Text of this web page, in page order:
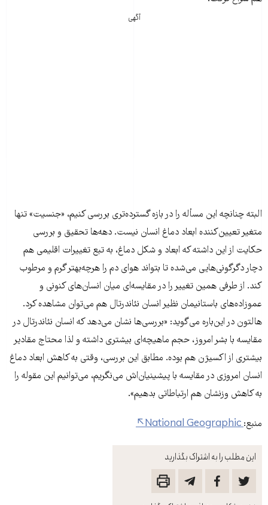
این مطلب را به اشتراک بگذارید
آگهی
البته چنانچه این مسأله را در بازه‌ گسترده‌تری بررسی کنیم، «جنسیت» تنها
متغیر تعیین‌کننده ابعاد دماغ انسان نیست. دهه‌ها تحقیق و بررسی
حکایت از این داشته که ابعاد و شکل دماغ، به تبع تغییرات اقلیمی هم
دچار دگرگونی‌هایی می‌شده تا بتواند هوای دم را هرچه‌بهتر گرم و مرطوب
کند. از طرفی همین تغییر را در مقایسه‌ای میان انسان‌های کنونی و
عموزاده‌های باستانیمان نظیر انسان نئاندرتال هم می‌توان مشاهده کرد.
هالتون در این‌باره می‌گوید: «بررسی‌ها نشان می‌دهد که انسان نئاندرتال در
مقایسه با بشر امروز، حجم ماهیچه‌ای بیشتری داشته و لذا محتاج مقادیر
بیشتری از اکسیژن هم بوده. مطابق این بررسی، وقتی به کاهش ابعاد دماغ
انسان امروزی در مقایسه با پیشینیان‌اش می‌نگریم، می‌توانیم این مقوله را
به کاهش وزنشان هم ارتباطاتی بدهیم».
منبع:National Geographic